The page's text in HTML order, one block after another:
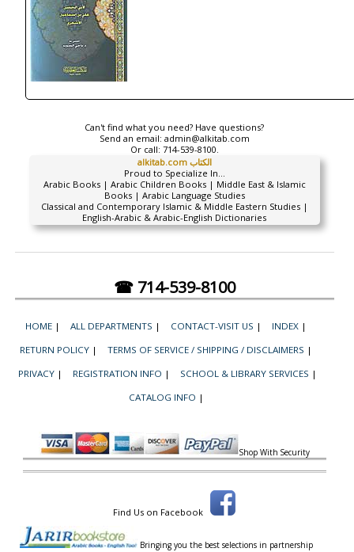
Can't find what you need? Have questions?
Send an email: admin@alkitab.com
Or call: 714-539-8100.
alkitab.com الكتاب
Proud to Specialize In...
Arabic Books | Arabic Children Books | Middle East & Islamic
Books | Arabic Language Studies
Classical and Contemporary Islamic & Middle Eastern Studies |
English-Arabic & Arabic-English Dictionaries
☎ 714-539-8100
HOME | ALL DEPARTMENTS | CONTACT-VISIT US | INDEX |
RETURN POLICY | TERMS OF SERVICE / SHIPPING / DISCLAIMERS |
PRIVACY | REGISTRATION INFO | SCHOOL & LIBRARY SERVICES |
CATALOG INFO |
Shop With Security
Find Us on Facebook
Bringing you the best selections in partnership